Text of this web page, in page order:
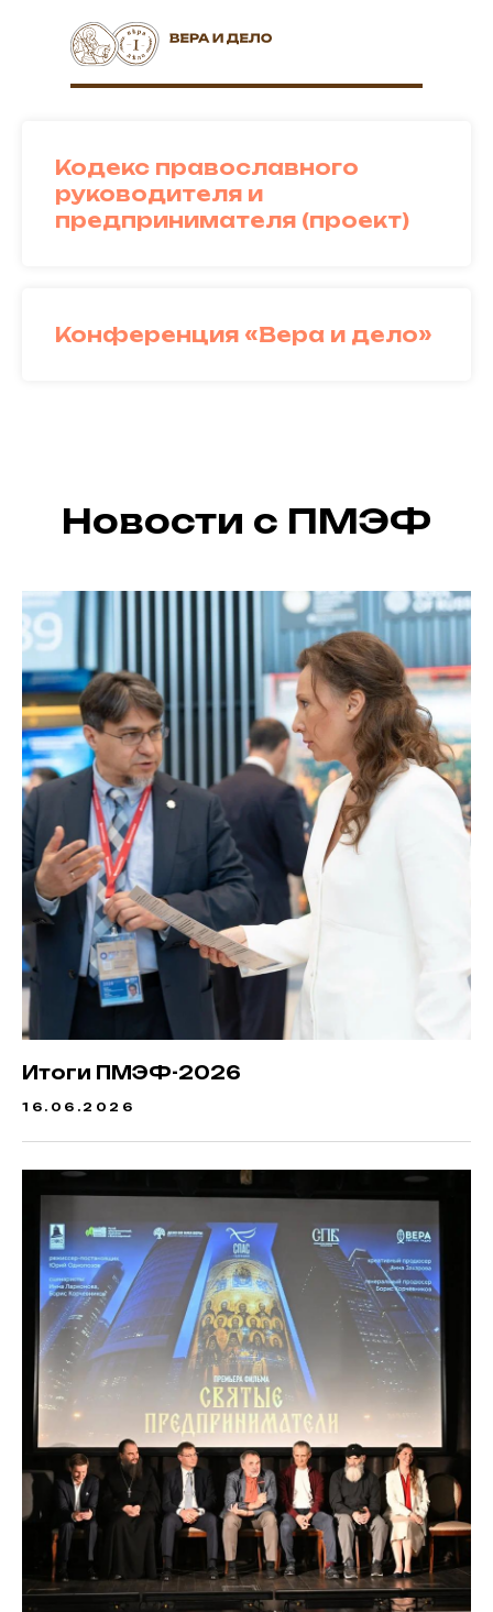
Кодекс православного
руководителя и
предпринимателя (проект)
Конференция «Вера и дело»
Новости с ПМЭФ
Итоги ПМЭФ-2026
16.06.2026